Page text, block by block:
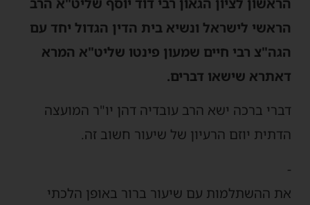
הראשי לישראל ונשיא בית הדין הגדול יחד עם
הגה"צ רבי חיים שמעון פינטו שליט"א המרא
דאתרא שישאו דברים.
דברי ברכה ישא הרב עובדיה דהן יו"ר המועצה
הדתית יוזם הרעיון של שיעור חשוב זה.
-
את ההשתלמות עם שיעור ברור באופן הלכתי